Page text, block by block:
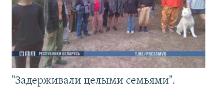
"Задерживали целыми семьями".